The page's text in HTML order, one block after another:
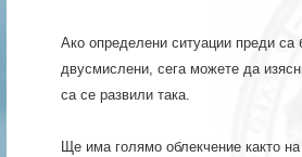
Ако определени ситуации преди са
двусмислени, сега можете да
са се развили така.
Ще има голямо облекчение както